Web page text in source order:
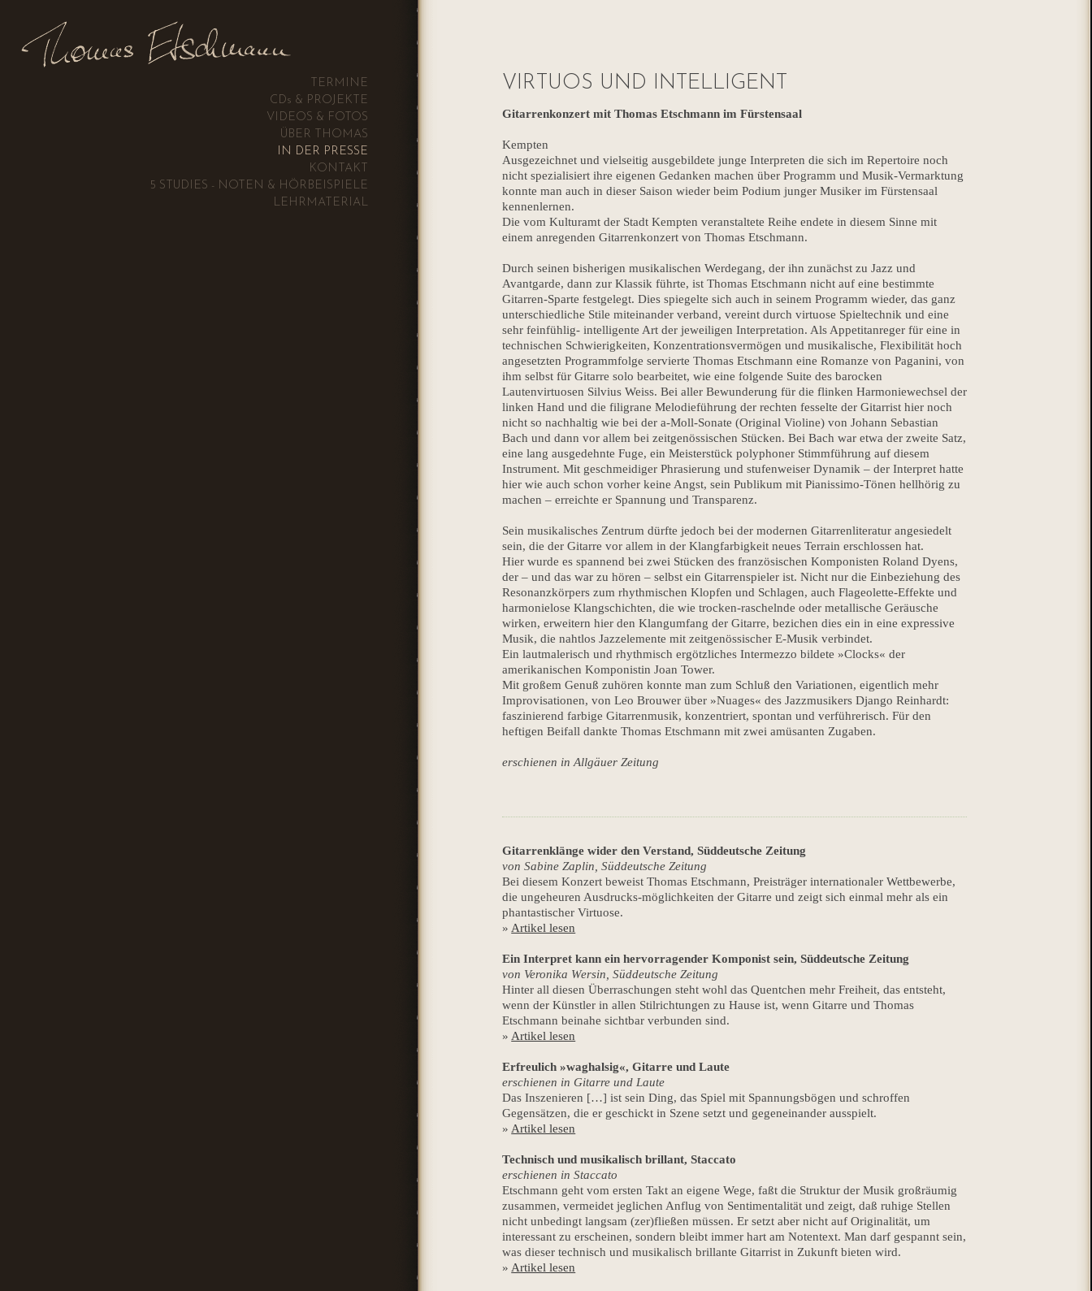
TERMINE
CDs & PROJEKTE
VIDEOS & FOTOS
ÜBER THOMAS
IN DER PRESSE
KONTAKT
5 STUDIES - NOTEN & HÖRBEISPIELE
LEHRMATERIAL
VIRTUOS UND INTELLIGENT
Gitarrenkonzert mit Thomas Etschmann im Fürstensaal
Kempten
Ausgezeichnet und vielseitig ausgebildete junge Interpreten die sich im Repertoire noch
nicht spezialisiert ihre eigenen Gedanken machen über Programm und Musik-Vermarktung
konnte man auch in dieser Saison wieder beim Podium junger Musiker im Fürstensaal
kennenlernen.
Die vom Kulturamt der Stadt Kempten veranstaltete Reihe endete in diesem Sinne mit
einem anregenden Gitarrenkonzert von Thomas Etschmann.
Durch seinen bisherigen musikalischen Werdegang, der ihn zunächst zu Jazz und
Avantgarde, dann zur Klassik führte, ist Thomas Etschmann nicht auf eine bestimmte
Gitarren-Sparte festgelegt. Dies spiegelte sich auch in seinem Programm wieder, das ganz
unterschiedliche Stile miteinander verband, vereint durch virtuose Spieltechnik und eine
sehr feinfühlig- intelligente Art der jeweiligen Interpretation. Als Appetitanreger für eine in
technischen Schwierigkeiten, Konzentrationsvermögen und musikalische, Flexibilität hoch
angesetzten Programmfolge servierte Thomas Etschmann eine Romanze von Paganini, von
ihm selbst für Gitarre solo bearbeitet, wie eine folgende Suite des barocken
Lautenvirtuosen Silvius Weiss. Bei aller Bewunderung für die flinken Harmoniewechsel der
linken Hand und die filigrane Melodieführung der rechten fesselte der Gitarrist hier noch
nicht so nachhaltig wie bei der a-Moll-Sonate (Original Violine) von Johann Sebastian
Bach und dann vor allem bei zeitgenössischen Stücken. Bei Bach war etwa der zweite Satz,
eine lang ausgedehnte Fuge, ein Meisterstück polyphoner Stimmführung auf diesem
Instrument. Mit geschmeidiger Phrasierung und stufenweiser Dynamik – der Interpret hatte
hier wie auch schon vorher keine Angst, sein Publikum mit Pianissimo-Tönen hellhörig zu
machen – erreichte er Spannung und Transparenz.
Sein musikalisches Zentrum dürfte jedoch bei der modernen Gitarrenliteratur angesiedelt
sein, die der Gitarre vor allem in der Klangfarbigkeit neues Terrain erschlossen hat.
Hier wurde es spannend bei zwei Stücken des französischen Komponisten Roland Dyens,
der – und das war zu hören – selbst ein Gitarrenspieler ist. Nicht nur die Einbeziehung des
Resonanzkörpers zum rhythmischen Klopfen und Schlagen, auch Flageolette-Effekte und
harmonielose Klangschichten, die wie trocken-raschelnde oder metallische Geräusche
wirken, erweitern hier den Klangumfang der Gitarre, bezichen dies ein in eine expressive
Musik, die nahtlos Jazzelemente mit zeitgenössischer E-Musik verbindet.
Ein lautmalerisch und rhythmisch ergötzliches Intermezzo bildete »Clocks« der
amerikanischen Komponistin Joan Tower.
Mit großem Genuß zuhören konnte man zum Schluß den Variationen, eigentlich mehr
Improvisationen, von Leo Brouwer über »Nuages« des Jazzmusikers Django Reinhardt:
faszinierend farbige Gitarrenmusik, konzentriert, spontan und verführerisch. Für den
heftigen Beifall dankte Thomas Etschmann mit zwei amüsanten Zugaben.
erschienen in Allgäuer Zeitung
Gitarrenklänge wider den Verstand, Süddeutsche Zeitung
von Sabine Zaplin, Süddeutsche Zeitung
Bei diesem Konzert beweist Thomas Etschmann, Preisträger internationaler Wettbewerbe,
die ungeheuren Ausdrucks-möglichkeiten der Gitarre und zeigt sich einmal mehr als ein
phantastischer Virtuose.
» Artikel lesen
Ein Interpret kann ein hervorragender Komponist sein, Süddeutsche Zeitung
von Veronika Wersin, Süddeutsche Zeitung
Hinter all diesen Überraschungen steht wohl das Quentchen mehr Freiheit, das entsteht,
wenn der Künstler in allen Stilrichtungen zu Hause ist, wenn Gitarre und Thomas
Etschmann beinahe sichtbar verbunden sind.
» Artikel lesen
Erfreulich »waghalsig«, Gitarre und Laute
erschienen in Gitarre und Laute
Das Inszenieren […] ist sein Ding, das Spiel mit Spannungsbögen und schroffen
Gegensätzen, die er geschickt in Szene setzt und gegeneinander ausspielt.
» Artikel lesen
Technisch und musikalisch brillant, Staccato
erschienen in Staccato
Etschmann geht vom ersten Takt an eigene Wege, faßt die Struktur der Musik großräumig
zusammen, vermeidet jeglichen Anflug von Sentimentalität und zeigt, daß ruhige Stellen
nicht unbedingt langsam (zer)fließen müssen. Er setzt aber nicht auf Originalität, um
interessant zu erscheinen, sondern bleibt immer hart am Notentext. Man darf gespannt sein,
was dieser technisch und musikalisch brillante Gitarrist in Zukunft bieten wird.
» Artikel lesen